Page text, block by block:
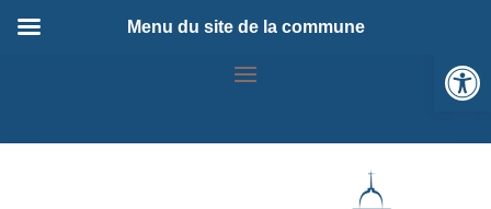
Menu du site de la commune